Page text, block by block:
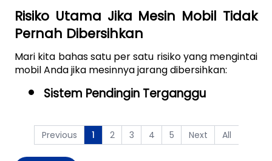
Risiko Utama Jika Mesin Mobil Tidak
Pernah Dibersihkan
Mari kita bahas satu per satu risiko yang mengintai
mobil Anda jika mesinnya jarang dibersihkan:
Sistem Pendingin Terganggu
Previous 1 2 3 4 5 Next All